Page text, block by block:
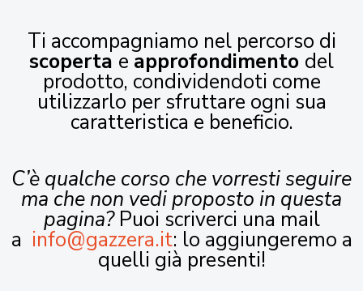
Ti accompagniamo nel percorso di
scoperta e approfondimento del
prodotto, condividendoti come
utilizzarlo per sfruttare ogni sua
caratteristica e beneficio.
C’è qualche corso che vorresti seguire
ma che non vedi proposto in questa
pagina?Puoi scriverci una mail
a info@gazzera.it: lo aggiungeremo a
quelli già presenti!